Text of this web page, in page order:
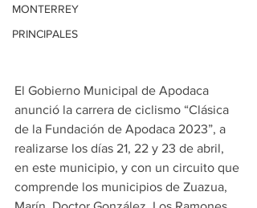
MONTERREY
PRINCIPALES
El Gobierno Municipal de Apodaca
anunció la carrera de ciclismo “Clásica
de la Fundación de Apodaca 2023”, a
realizarse los días 21, 22 y 23 de abril,
en este municipio, y con un circuito que
comprende los municipios de Zuazua,